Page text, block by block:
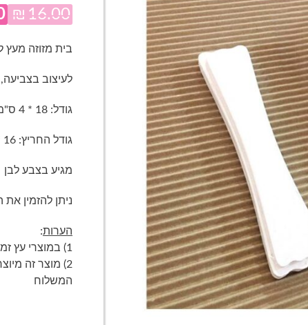
₪ 16.00
בית מזוזה מעץ
לעיצוב
גודל: 18 * 4 ס"מ
גודל החריץ: 16 * 1.4 ס"מ
מגיע בצבע לבן
ניתן להזמין את
הערות:
1) במוצרי עץ זמן האספקה הוא 3-5 ימי עסקים
2) מוצר זה
המשלוח